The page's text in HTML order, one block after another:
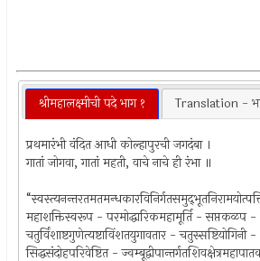
श्रीमहालक्ष्मीची पदे भाग १ Translation -
प्रथमारंभी वंदित आधी कोल्हापुरची जगदंबा ।
गातां जोगवा, गातां महती, वाचे नाचे ही रंभा ॥
महाशक्तिस्वरूप - परमोद्धारिकमहामूर्ति - सप्तकळप -
चतुर्विंशाष्टगुणेत्यष्टाविंशतयुगावतार - चतुस्सष्टियोगिनी -
सिद्धसंदोहपरिवेष्टित -